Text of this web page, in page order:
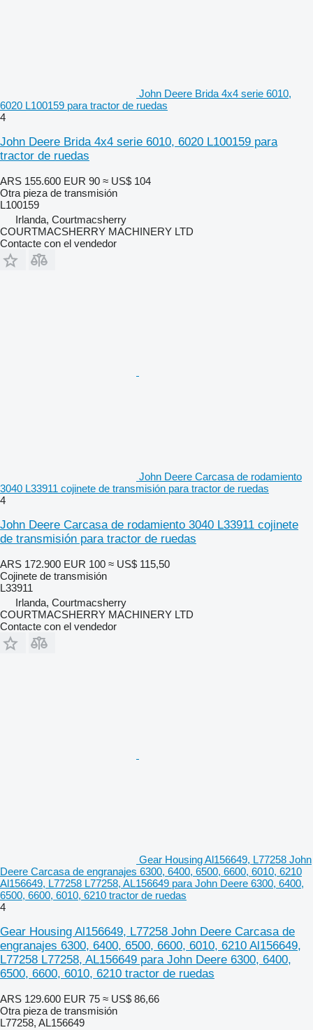
John Deere Brida 4x4 serie 6010,
6020 L100159 para tractor de ruedas
4
John Deere Brida 4x4 serie 6010, 6020 L100159 para
tractor de ruedas
ARS 155.600 EUR 90 ≈ US$ 104
Otra pieza de transmisión
L100159
Irlanda, Courtmacsherry
COURTMACSHERRY MACHINERY LTD
Contacte con el vendedor
John Deere Carcasa de rodamiento
3040 L33911 cojinete de transmisión para tractor de ruedas
4
John Deere Carcasa de rodamiento 3040 L33911 cojinete
de transmisión para tractor de ruedas
ARS 172.900 EUR 100 ≈ US$ 115,50
Cojinete de transmisión
L33911
Irlanda, Courtmacsherry
COURTMACSHERRY MACHINERY LTD
Contacte con el vendedor
Gear Housing Al156649, L77258 John
Deere Carcasa de engranajes 6300, 6400, 6500, 6600, 6010, 6210
Al156649, L77258 L77258, AL156649 para John Deere 6300, 6400,
6500, 6600, 6010, 6210 tractor de ruedas
4
Gear Housing Al156649, L77258 John Deere Carcasa de
engranajes 6300, 6400, 6500, 6600, 6010, 6210 Al156649,
L77258 L77258, AL156649 para John Deere 6300, 6400,
6500, 6600, 6010, 6210 tractor de ruedas
ARS 129.600 EUR 75 ≈ US$ 86,66
Otra pieza de transmisión
L77258, AL156649